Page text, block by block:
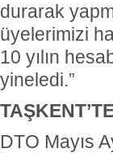
durarak
üyelerimizi
10 yılın
yineledi.”
DTO Mayıs